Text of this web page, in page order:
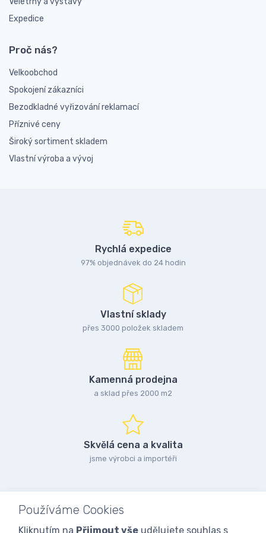
Expedice
Proč nás?
Velkoobchod
Spokojení zákazníci
Bezodkladné vyřizování reklamací
Příznivé ceny
Široký sortiment skladem
Vlastní výroba a vývoj
Rychlá expedice
97% objednávek do 24 hodin
Vlastní sklady
přes 3000 položek skladem
Kamenná prodejna
a sklad přes 2000 m2
Skvělá cena a kvalita
jsme výrobci a importéři
Používáme Cookies
Kliknutím na Přijmout vše udělujete souhlas s